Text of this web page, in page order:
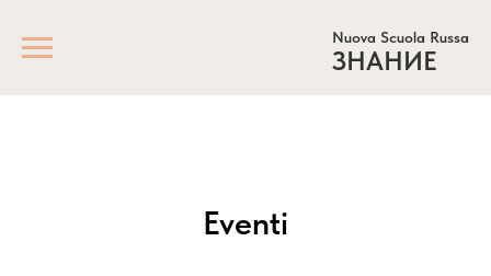
Nuova Scuola Russa
ЗНАНИЕ
Eventi